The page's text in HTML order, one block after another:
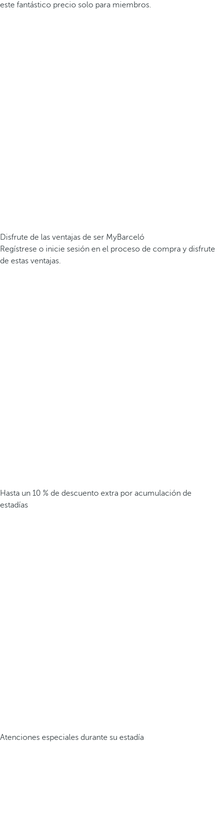
este fantástico precio solo para miembros.
Disfrute de las ventajas de ser MyBarceló
Regístrese o inicie sesión en el proceso de compra y disfrute
de estas ventajas.
Hasta un 10 % de descuento extra por acumulación de
estadías
Atenciones especiales durante su estadía